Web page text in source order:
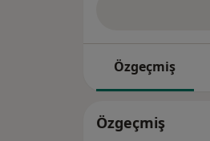
Özgeçmiş
Özgeçmiş